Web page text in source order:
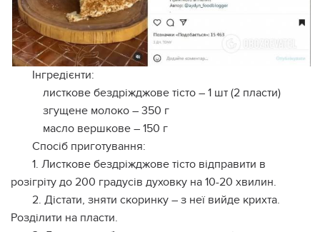
Інгредієнти:
листкове бездріжджове тісто – 1 шт (2 пласти)
згущене молоко – 350 г
масло вершкове – 150 г
Спосіб приготування:
1. Листкове бездріжджове тісто відправити в
розігріту до 200 градусів духовку на 10-20 хвилин.
2. Дістати, зняти скоринку – з неї вийде крихта.
Розділити на пласти.